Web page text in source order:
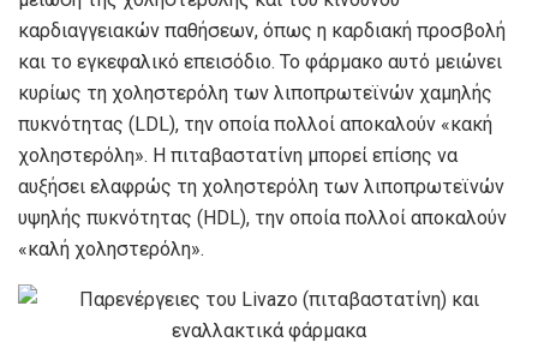
καρδιαγγειακών παθήσεων, όπως η καρδιακή προσβολή
και το εγκεφαλικό επεισόδιο. Το φάρμακο αυτό μειώνει
κυρίως τη χοληστερόλη των λιποπρωτεϊνών χαμηλής
πυκνότητας (LDL), την οποία πολλοί αποκαλούν «κακή
χοληστερόλη». Η πιταβαστατίνη μπορεί επίσης να
αυξήσει ελαφρώς τη χοληστερόλη των λιποπρωτεϊνών
υψηλής πυκνότητας (HDL), την οποία πολλοί αποκαλούν
«καλή χοληστερόλη».